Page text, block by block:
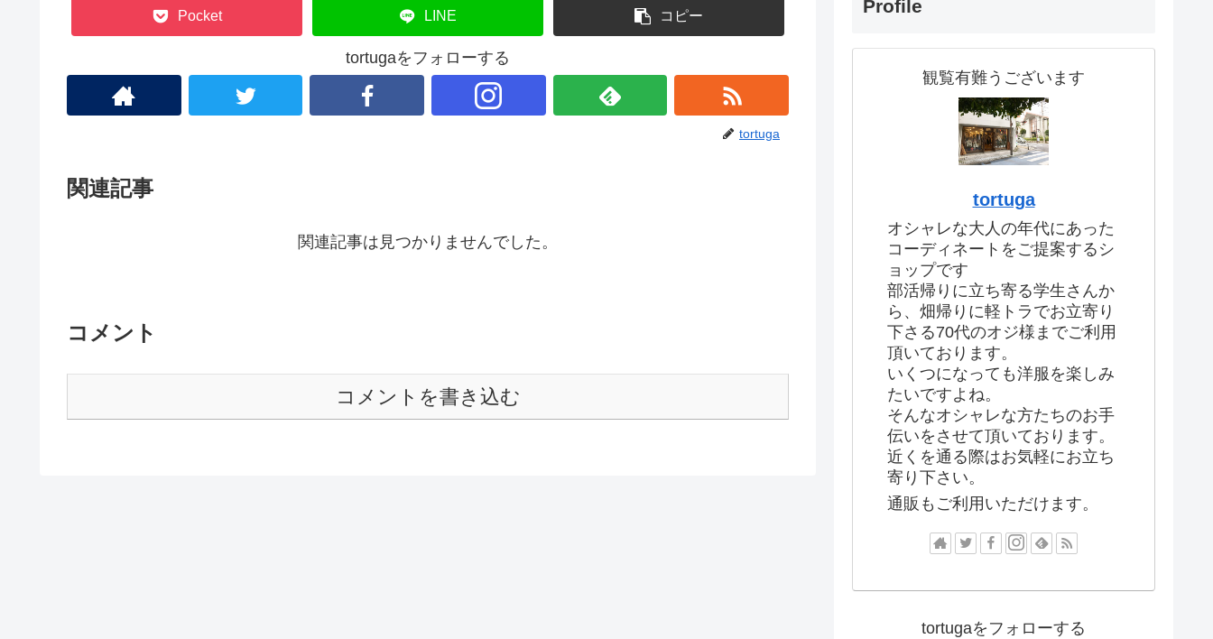
Pocket LINE コピー
tortugaをフォローする
tortuga
関連記事
関連記事は見つかりませんでした。
コメント
コメントを書き込む
Profile
観覧有難うございます
tortuga
オシャレな大人の年代にあった
コーディネートをご提案するシ
ョップです
部活帰りに立ち寄る学生さんか
ら、畑帰りに軽トラでお立寄り
下さる70代のオジ様までご利用
頂いております。
いくつになっても洋服を楽しみ
たいですよね。
そんなオシャレな方たちのお手
伝いをさせて頂いております。
近くを通る際はお気軽にお立ち
寄り下さい。
通販もご利用いただけます。
tortugaをフォローする